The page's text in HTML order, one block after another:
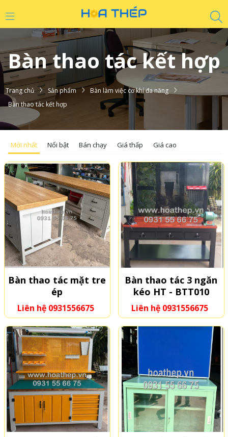
Bàn thao tác kết hợp
Trang chủ Sản phẩm
Bàn làm việc cơ khí đa năng
Bàn thao tác kết hợp
Mới nhất Nổi bật Bán chạy Giá thấp Giá cao
Bàn thao tác mặt tre
ép
Liên hệ 0931556675
Bàn thao tác 3 ngăn
kéo HT - BTT010
Liên hệ 0931556675